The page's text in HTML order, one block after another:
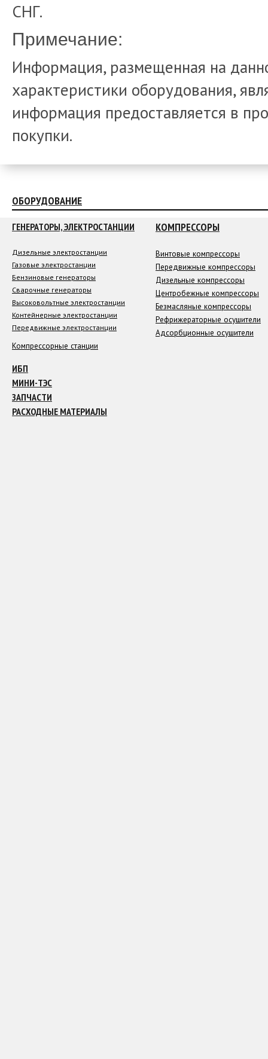
СНГ.
Примечание:
Информация, размещенная на
характеристики оборудования,
информация предоставляется в
покупки.
ОБОРУДОВАНИЕ
ГЕНЕРАТОРЫ, ЭЛЕКТРОСТАНЦИИ
Дизельные электростанции
Газовые электростанции
Бензиновые генераторы
Сварочные генераторы
Высоковольтные электростанции
Контейнерные электростанции
Передвижные электростанции
КОМПРЕССОРЫ
Винтовые компрессоры
Передвижные компрессоры
Дизельные компрессоры
Центробежные компрессоры
Безмасляные компрессоры
Рефрижераторные осушители
Адсорбционные осушители
Компрессорные станции
ИБП
МИНИ-ТЭС
ЗАПЧАСТИ
РАСХОДНЫЕ МАТЕРИАЛЫ